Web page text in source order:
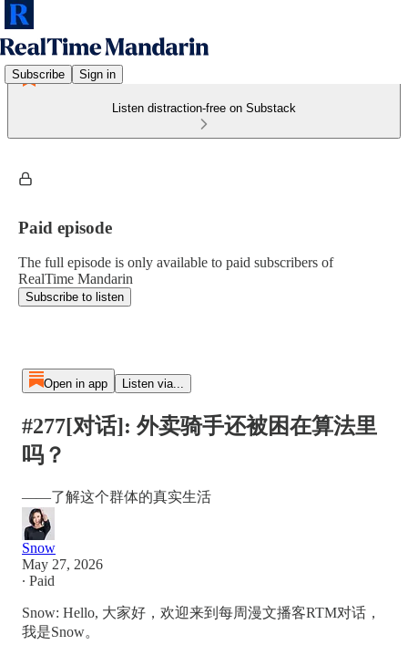
Subscribe Sign in
Listen distraction-free on Substack
Paid episode
The full episode is only available to paid subscribers of
RealTime Mandarin
Subscribe to listen
Open in app Listen via...
#277[对话]: 外卖骑手还被困在算法里
吗？
——了解这个群体的真实生活
Snow
May 27, 2026
∙ Paid
Snow: Hello, 大家好，欢迎来到每周漫文播客RTM对话，
我是Snow。